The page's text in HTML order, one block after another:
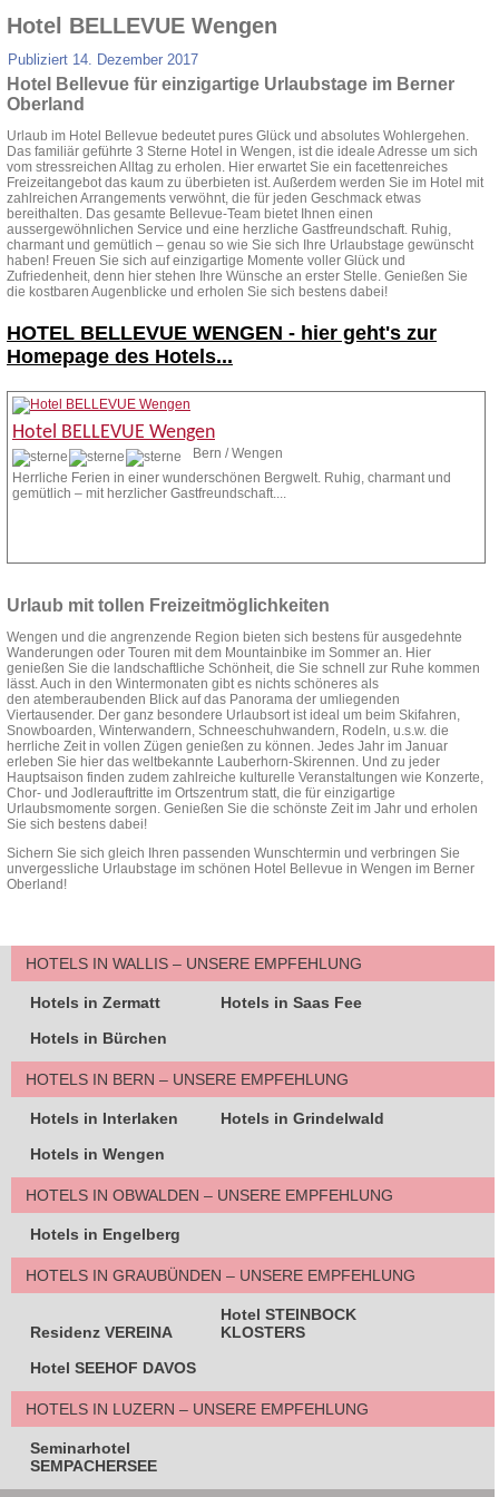
Hotel BELLEVUE Wengen
Publiziert 14. Dezember 2017
Hotel Bellevue für einzigartige Urlaubstage im Berner
Oberland
Urlaub im Hotel Bellevue bedeutet pures Glück und absolutes Wohlergehen.
Das familiär geführte 3 Sterne Hotel in Wengen, ist die ideale Adresse um sich
vom stressreichen Alltag zu erholen. Hier erwartet Sie ein facettenreiches
Freizeitangebot das kaum zu überbieten ist. Außerdem werden Sie im Hotel mit
zahlreichen Arrangements verwöhnt, die für jeden Geschmack etwas
bereithalten. Das gesamte Bellevue-Team bietet Ihnen einen
aussergewöhnlichen Service und eine herzliche Gastfreundschaft. Ruhig,
charmant und gemütlich – genau so wie Sie sich Ihre Urlaubstage gewünscht
haben! Freuen Sie sich auf einzigartige Momente voller Glück und
Zufriedenheit, denn hier stehen Ihre Wünsche an erster Stelle. Genießen Sie
die kostbaren Augenblicke und erholen Sie sich bestens dabei!
HOTEL BELLEVUE WENGEN - hier geht's zur
Homepage des Hotels...
Hotel BELLEVUE Wengen
Bern / Wengen
Herrliche Ferien in einer wunderschönen Bergwelt. Ruhig, charmant und
gemütlich – mit herzlicher Gastfreundschaft....
Urlaub mit tollen Freizeitmöglichkeiten
Wengen und die angrenzende Region bieten sich bestens für ausgedehnte
Wanderungen oder Touren mit dem Mountainbike im Sommer an. Hier
genießen Sie die landschaftliche Schönheit, die Sie schnell zur Ruhe kommen
lässt. Auch in den Wintermonaten gibt es nichts schöneres als
den atemberaubenden Blick auf das Panorama der umliegenden
Viertausender. Der ganz besondere Urlaubsort ist ideal um beim Skifahren,
Snowboarden, Winterwandern, Schneeschuhwandern, Rodeln, u.s.w. die
herrliche Zeit in vollen Zügen genießen zu können. Jedes Jahr im Januar
erleben Sie hier das weltbekannte Lauberhorn-Skirennen. Und zu jeder
Hauptsaison finden zudem zahlreiche kulturelle Veranstaltungen wie Konzerte,
Chor- und Jodlerauftritte im Ortszentrum statt, die für einzigartige
Urlaubsmomente sorgen. Genießen Sie die schönste Zeit im Jahr und erholen
Sie sich bestens dabei!
Sichern Sie sich gleich Ihren passenden Wunschtermin und verbringen Sie
unvergessliche Urlaubstage im schönen Hotel Bellevue in Wengen im Berner
Oberland!
HOTELS IN WALLIS – UNSERE EMPFEHLUNG
Hotels in Zermatt
Hotels in Saas Fee
Hotels in Bürchen
HOTELS IN BERN – UNSERE EMPFEHLUNG
Hotels in Interlaken
Hotels in Grindelwald
Hotels in Wengen
HOTELS IN OBWALDEN – UNSERE EMPFEHLUNG
Hotels in Engelberg
HOTELS IN GRAUBÜNDEN – UNSERE EMPFEHLUNG
Residenz VEREINA
Hotel STEINBOCK
KLOSTERS
Hotel SEEHOF DAVOS
HOTELS IN LUZERN – UNSERE EMPFEHLUNG
Seminarhotel
SEMPACHERSEE